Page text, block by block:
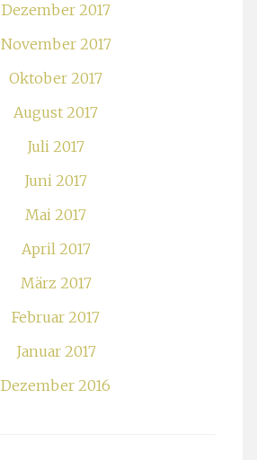
Dezember 2017
November 2017
Oktober 2017
August 2017
Juli 2017
Juni 2017
Mai 2017
April 2017
März 2017
Februar 2017
Januar 2017
Dezember 2016